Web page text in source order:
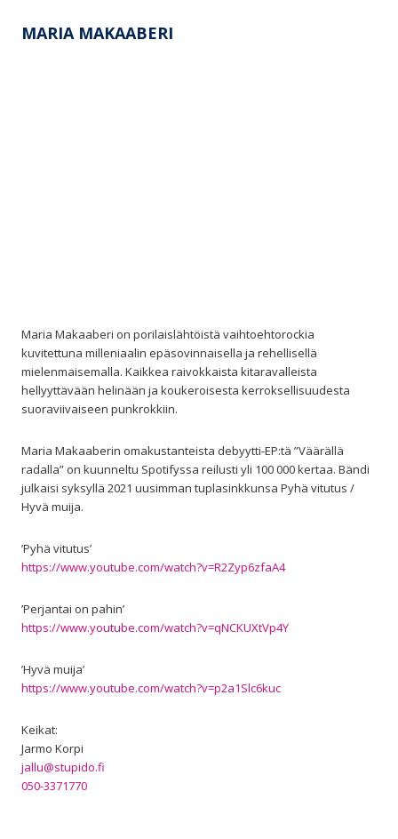
MARIA MAKAABERI
Maria Makaaberi on porilaislähtöistä vaihtoehtorockia
kuvitettuna milleniaalin epäsovinnaisella ja rehellisellä
mielenmaisemalla. Kaikkea raivokkaista kitaravalleista
hellyyttävään helinään ja koukeroisesta kerroksellisuudesta
suoraviivaiseen punkrokkiin.
Maria Makaaberin omakustanteista debyytti-EP:tä ”Väärällä
radalla” on kuunneltu Spotifyssa reilusti yli 100 000 kertaa. Bändi
julkaisi syksyllä 2021 uusimman tuplasinkkunsa Pyhä vitutus /
Hyvä muija.
’Pyhä vitutus’
https://www.youtube.com/watch?v=R2Zyp6zfaA4
’Perjantai on pahin’
https://www.youtube.com/watch?v=qNCKUXtVp4Y
’Hyvä muija’
https://www.youtube.com/watch?v=p2a1Slc6kuc
Keikat:
Jarmo Korpi
jallu@stupido.fi
050-3371770